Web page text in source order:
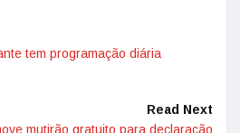
tem programação diária
Read Next
mutirão gratuito para declaração